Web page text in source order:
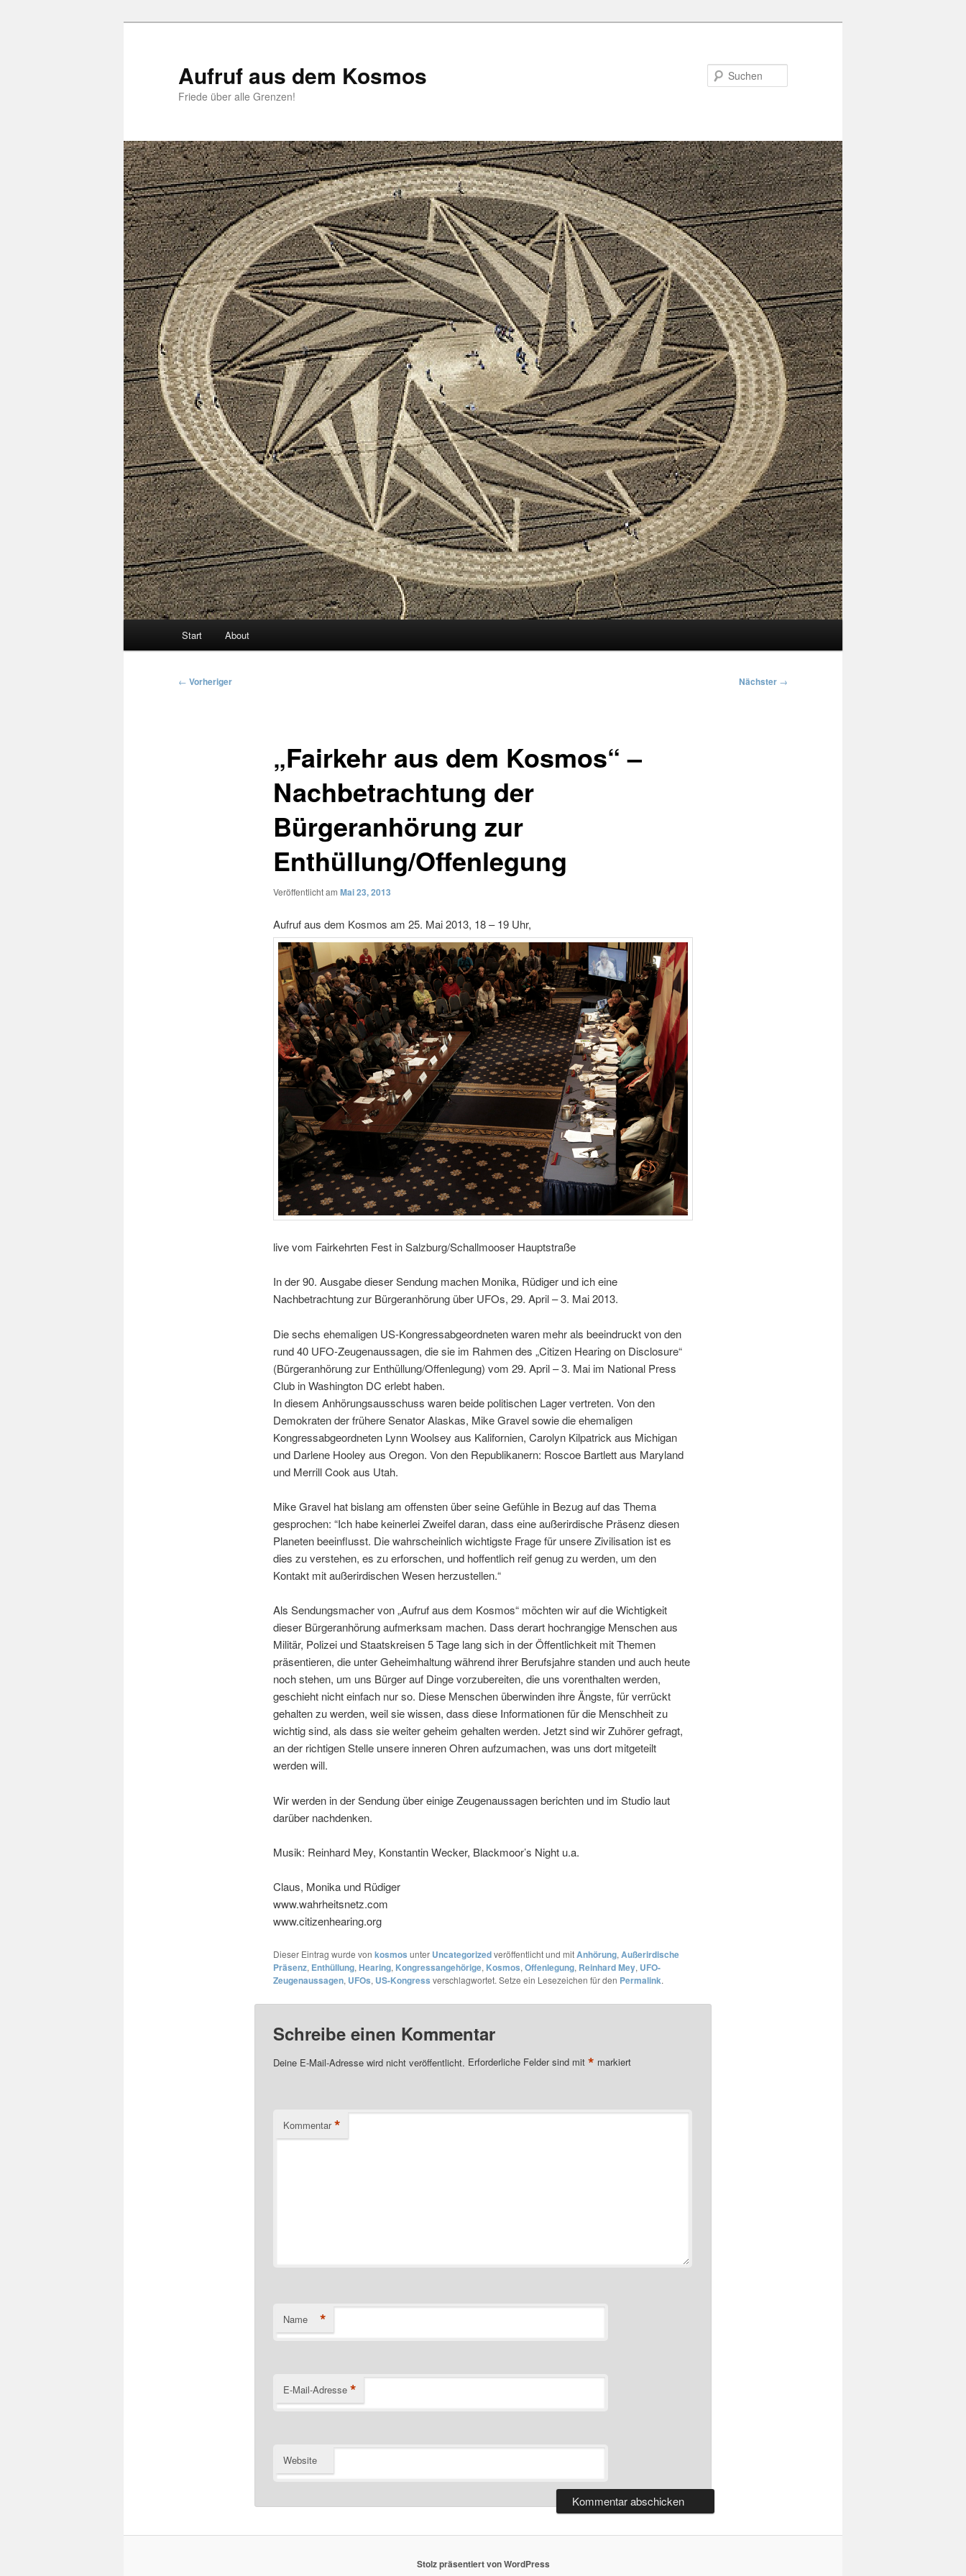
Aufruf aus dem Kosmos
Friede über alle Grenzen!
Start About
Beitragsnavigation
← Vorheriger Nächster →
„Fairkehr aus dem Kosmos“ –
Nachbetrachtung der
Bürgeranhörung zur
Enthüllung/Offenlegung
Veröffentlicht am Mai 23, 2013
Aufruf aus dem Kosmos am 25. Mai 2013, 18 – 19 Uhr,
live vom Fairkehrten Fest in Salzburg/Schallmooser Hauptstraße
In der 90. Ausgabe dieser Sendung machen Monika, Rüdiger und ich eine
Nachbetrachtung zur Bürgeranhörung über UFOs, 29. April – 3. Mai 2013.
Die sechs ehemaligen US-Kongressabgeordneten waren mehr als beeindruckt von den
rund 40 UFO-Zeugenaussagen, die sie im Rahmen des „Citizen Hearing on Disclosure“
(Bürgeranhörung zur Enthüllung/Offenlegung) vom 29. April – 3. Mai im National Press
Club in Washington DC erlebt haben.
In diesem Anhörungsausschuss waren beide politischen Lager vertreten. Von den
Demokraten der frühere Senator Alaskas, Mike Gravel sowie die ehemaligen
Kongressabgeordneten Lynn Woolsey aus Kalifornien, Carolyn Kilpatrick aus Michigan
und Darlene Hooley aus Oregon. Von den Republikanern: Roscoe Bartlett aus Maryland
und Merrill Cook aus Utah.
Mike Gravel hat bislang am offensten über seine Gefühle in Bezug auf das Thema
gesprochen: “Ich habe keinerlei Zweifel daran, dass eine außerirdische Präsenz diesen
Planeten beeinflusst. Die wahrscheinlich wichtigste Frage für unsere Zivilisation ist es
dies zu verstehen, es zu erforschen, und hoffentlich reif genug zu werden, um den
Kontakt mit außerirdischen Wesen herzustellen.“
Als Sendungsmacher von „Aufruf aus dem Kosmos“ möchten wir auf die Wichtigkeit
dieser Bürgeranhörung aufmerksam machen. Dass derart hochrangige Menschen aus
Militär, Polizei und Staatskreisen 5 Tage lang sich in der Öffentlichkeit mit Themen
präsentieren, die unter Geheimhaltung während ihrer Berufsjahre standen und auch heute
noch stehen, um uns Bürger auf Dinge vorzubereiten, die uns vorenthalten werden,
geschieht nicht einfach nur so. Diese Menschen überwinden ihre Ängste, für verrückt
gehalten zu werden, weil sie wissen, dass diese Informationen für die Menschheit zu
wichtig sind, als dass sie weiter geheim gehalten werden. Jetzt sind wir Zuhörer gefragt,
an der richtigen Stelle unsere inneren Ohren aufzumachen, was uns dort mitgeteilt
werden will.
Wir werden in der Sendung über einige Zeugenaussagen berichten und im Studio laut
darüber nachdenken.
Musik: Reinhard Mey, Konstantin Wecker, Blackmoor’s Night u.a.
Claus, Monika und Rüdiger
www.wahrheitsnetz.com
www.citizenhearing.org
Dieser Eintrag wurde von kosmos unter Uncategorizedveröffentlicht und mitAnhörung, Außerirdische
Präsenz, Enthüllung, Hearing, Kongressangehörige, Kosmos, Offenlegung, Reinhard Mey, UFO-
Zeugenaussagen, UFOs, US-Kongress verschlagwortet. Setze ein Lesezeichen für den Permalink.
Schreibe einen Kommentar
Deine E-Mail-Adresse wird nicht veröffentlicht. Erforderliche Felder sind mit * markiert
Kommentar *
Name *
E-Mail-Adresse *
Website
Stolz präsentiert von WordPress